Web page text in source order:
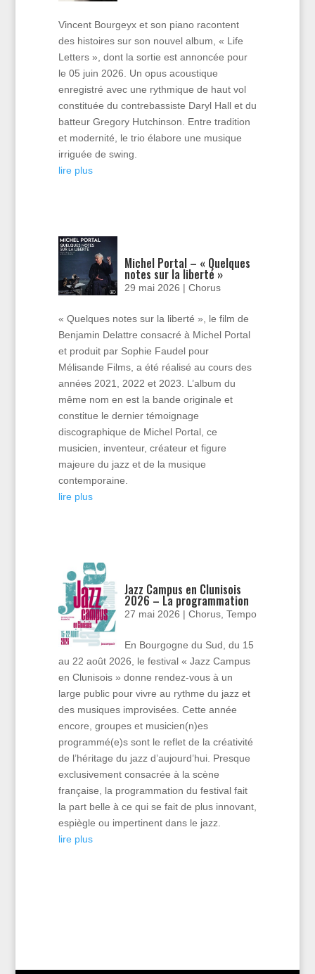
Vincent Bourgeyx et son piano racontent
des histoires sur son nouvel album, « Life
Letters », dont la sortie est annoncée pour
le 05 juin 2026. Un opus acoustique
enregistré avec une rythmique de haut vol
constituée du contrebassiste Daryl Hall et du
batteur Gregory Hutchinson. Entre tradition
et modernité, le trio élabore une musique
irriguée de swing.
lire plus
Michel Portal – « Quelques
notes sur la liberté »
29 mai 2026 |Chorus
« Quelques notes sur la liberté », le film de
Benjamin Delattre consacré à Michel Portal
et produit par Sophie Faudel pour
Mélisande Films, a été réalisé au cours des
années 2021, 2022 et 2023. L’album du
même nom en est la bande originale et
constitue le dernier témoignage
discographique de Michel Portal, ce
musicien, inventeur, créateur et figure
majeure du jazz et de la musique
contemporaine.
lire plus
Jazz Campus en Clunisois
2026 – La programmation
27 mai 2026 |Chorus ,Tempo
En Bourgogne du Sud, du 15
au 22 août 2026, le festival « Jazz Campus
en Clunisois » donne rendez-vous à un
large public pour vivre au rythme du jazz et
des musiques improvisées. Cette année
encore, groupes et musicien(n)es
programmé(e)s sont le reflet de la créativité
de l’héritage du jazz d’aujourd’hui. Presque
exclusivement consacrée à la scène
française, la programmation du festival fait
la part belle à ce qui se fait de plus innovant,
espiègle ou impertinent dans le jazz.
lire plus